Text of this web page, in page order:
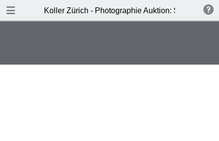
Koller Zürich - Photographie Auktion: Samstag,
DOWNLOAD